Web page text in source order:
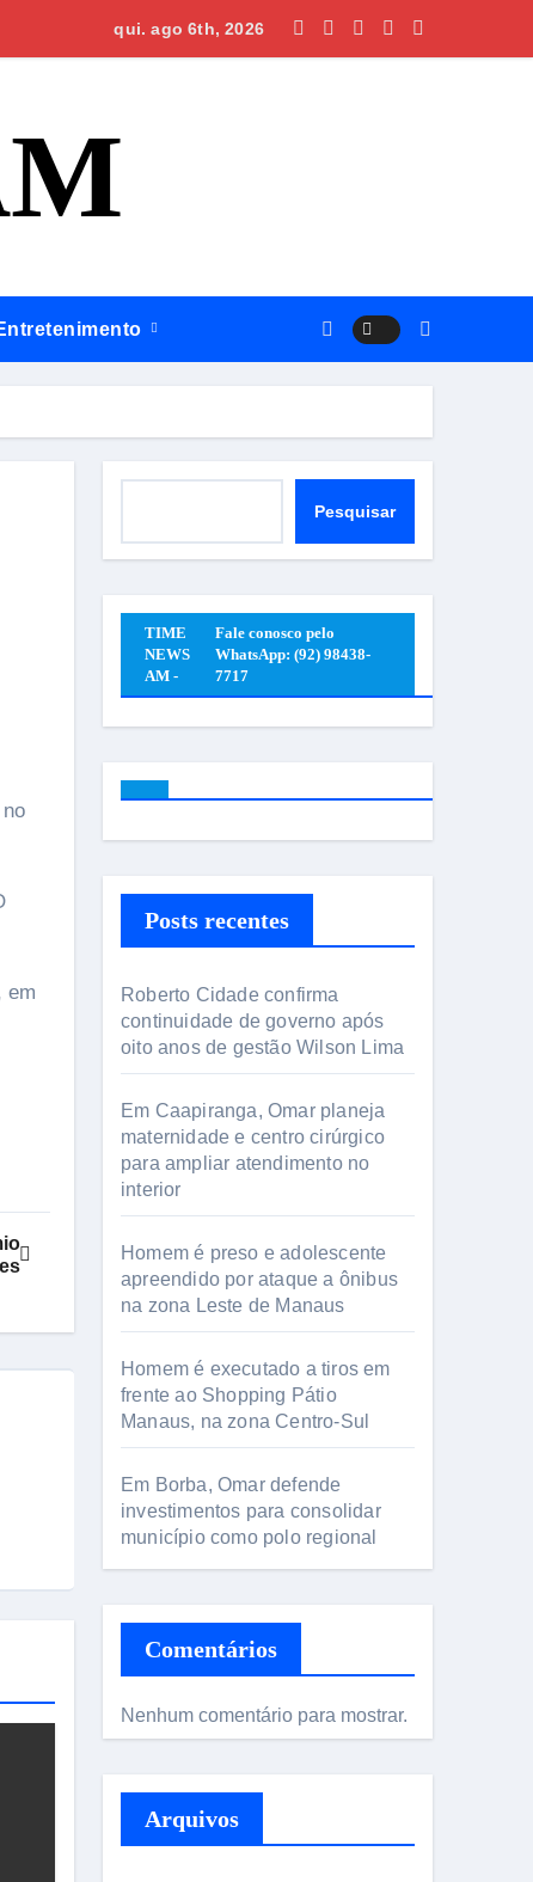
Omar planeja maternidade e centro cirúrgico para ampliar
qui. ago 6th, 2026
em
Pesquisar
TIME
NEWS
AM -
Fale conosco pelo
WhatsApp: (92) 98438-
7717
Posts recentes
Roberto Cidade confirma
continuidade de governo após
oito anos de gestão Wilson Lima
Em Caapiranga, Omar planeja
maternidade e centro cirúrgico
para ampliar atendimento no
interior
Homem é preso e adolescente
apreendido por ataque a ônibus
na zona Leste de Manaus
Homem é executado a tiros em
frente ao Shopping Pátio
Manaus, na zona Centro-Sul
Em Borba, Omar defende
investimentos para consolidar
município como polo regional
Comentários
Nenhum comentário para mostrar.
Arquivos